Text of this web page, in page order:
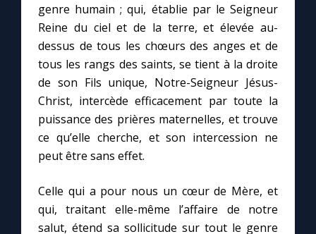
genre humain ; qui, établie par le Seigneur
Reine du ciel et de la terre, et élevée au-
dessus de tous les chœurs des anges et de
tous les rangs des saints, se tient à la droite
de son Fils unique, Notre-Seigneur Jésus-
Christ, intercède efficacement par toute la
puissance des prières maternelles, et trouve
ce qu’elle cherche, et son intercession ne
peut être sans effet.
Celle qui a pour nous un cœur de Mère, et
qui, traitant elle-même l’affaire de notre
salut, étend sa sollicitude sur tout le genre